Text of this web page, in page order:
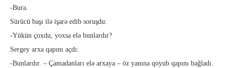
-Bura.
Sürücü başı ilə işarə edib soruşdu:
-Yükün çoxdu, yoxsa elə bunlardır?
Sergey arxa qapını açdı:
-Bunlardır. – Çamadanları elə arxaya – öz yanına qoyub qa­pı­nı bağladı.